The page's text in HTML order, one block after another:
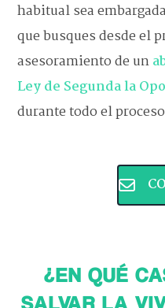
habitual sea
que busques desde el
asesoramiento de un
Ley de Segunda la
durante todo el
¿EN QUÉ
SALVAR LA